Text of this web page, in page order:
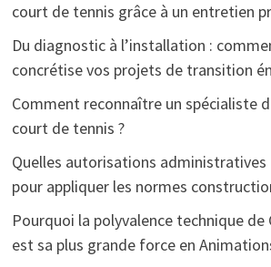
court de tennis grâce à un entretien
Du diagnostic à l’installation :
concrétise vos projets de transition
Comment reconnaître un spécialiste
court de tennis ?
Quelles autorisations
pour appliquer les normes
Pourquoi la polyvalence technique de
est sa plus grande force en